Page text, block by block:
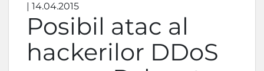
| 14.04.2015
Posibil atac al
hackerilor DDoS